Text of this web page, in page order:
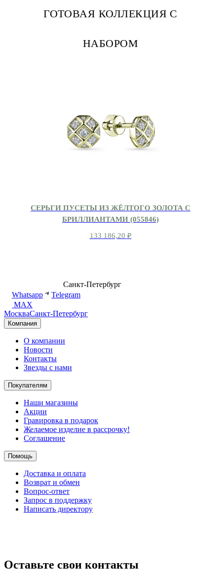
ГОТОВАЯ КОЛЛЕКЦИЯ С
НАБОРОМ
СЕРЬГИ ПУСЕТЫ ИЗ ЖЁЛТОГО ЗОЛОТА С
БРИЛЛИАНТАМИ (055846)
133 186,20 ₽
Санкт-Петербург
Whatsapp
Telegram
MAX
МоскваСанкт-Петербург
Компания
О компании
Новости
Контакты
Звезды с нами
Покупателям
Наши магазины
Акции
Гравировка в подарок
Желаемое изделие в рассрочку!
Соглашение
Помощь
Доставка и оплата
Возврат и обмен
Вопрос-ответ
Запрос в поддержку
Написать директору
Оставьте свои контакты